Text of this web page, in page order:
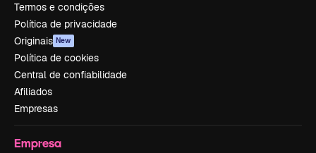
Termos e condições
Política de privacidade
Originais New
Política de cookies
Central de confiabilidade
Afiliados
Empresas
Empresa